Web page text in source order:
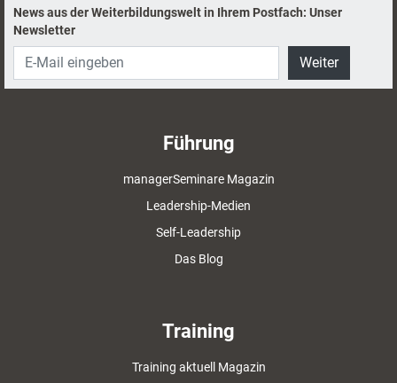
News aus der Weiterbildungswelt in Ihrem Postfach: Unser
Newsletter
Weiter
Führung
managerSeminare Magazin
Leadership-Medien
Self-Leadership
Das Blog
Training
Training aktuell Magazin